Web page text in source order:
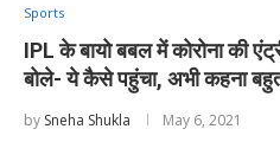
Sports
IPL के बायो बबल में कोरोना की
बोले- ये कैसे पहुंचा, अभी कहना
by Sneha Shukla May 6, 2021